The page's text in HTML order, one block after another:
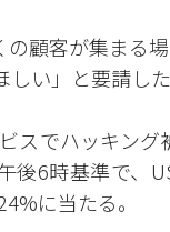
の顧客が集まる
い」と要請した
スでハッキン
後6時基準で、
に当たる。